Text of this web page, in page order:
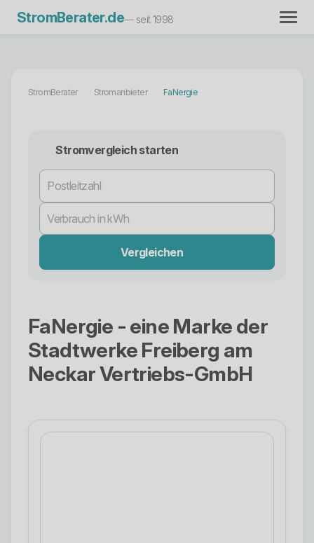
StromBerater.de— seit 1998
StromBerater Stromanbieter FaNergie
Stromvergleich starten
Vergleichen
FaNergie - eine Marke der
Stadtwerke Freiberg am
Neckar Vertriebs-GmbH